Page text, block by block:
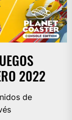
2022
de